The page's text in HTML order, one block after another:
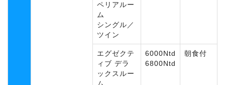
ペリアルー
ム
シングル／
ツイン
エグゼクテ
ィブ デラ
ックスルー
6000Ntd
6800Ntd
朝食付